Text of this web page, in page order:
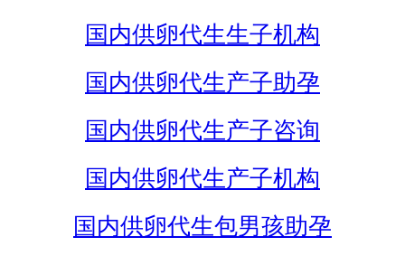
国内供卵代生生子机构
国内供卵代生产子助孕
国内供卵代生产子咨询
国内供卵代生产子机构
国内供卵代生包男孩助孕